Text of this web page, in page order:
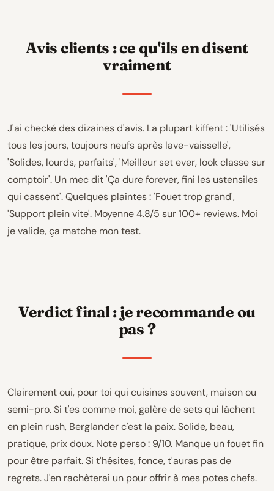
Avis clients : ce qu'ils en disent
vraiment
J'ai checké des dizaines d'avis. La plupart kiffent : 'Utilisés
tous les jours, toujours neufs après lave-vaisselle',
'Solides, lourds, parfaits', 'Meilleur set ever, look classe sur
comptoir'. Un mec dit 'Ça dure forever, fini les ustensiles
qui cassent'. Quelques plaintes : 'Fouet trop grand',
'Support plein vite'. Moyenne 4.8/5 sur 100+ reviews. Moi
je valide, ça matche mon test.
Verdict final : je recommande ou
pas ?
Clairement oui, pour toi qui cuisines souvent, maison ou
semi-pro. Si t'es comme moi, galère de sets qui lâchent
en plein rush, Berglander c'est la paix. Solide, beau,
pratique, prix doux. Note perso : 9/10. Manque un fouet fin
pour être parfait. Si t'hésites, fonce, t'auras pas de
regrets. J'en rachèterai un pour offrir à mes potes chefs.